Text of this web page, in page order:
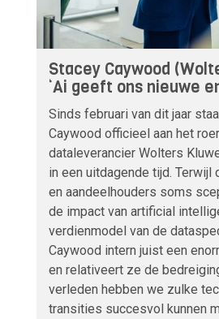
Stacey Caywood
‘Ai geeft ons nieuwe
Sinds februari van dit jaar
Caywood officieel aan het
dataleverancier Wolters
in een uitdagende tijd. Terwijl
en aandeelhouders soms
de impact van artificial
verdienmodel van de
Caywood intern juist een
en relativeert ze de
verleden hebben we zulke
transities succesvol kunnen